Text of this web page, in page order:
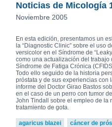
Noticias de Micología
Noviembre 2005
En esta edición, presentamos un
la “Diagnostic Clinic” sobre el uso
versicolor en el Síndrome de
como una actualización del trabajo
Síndrome de Fatiga Crónica
Todo ello seguido de la historia
próstata y de sus experiencias con
informe del Doctor Girao Bastos
en el caso de un perro con tumor
John Tindall sobre el empleo de la
tratamiento de gota.
agaricus blazei cáncer de